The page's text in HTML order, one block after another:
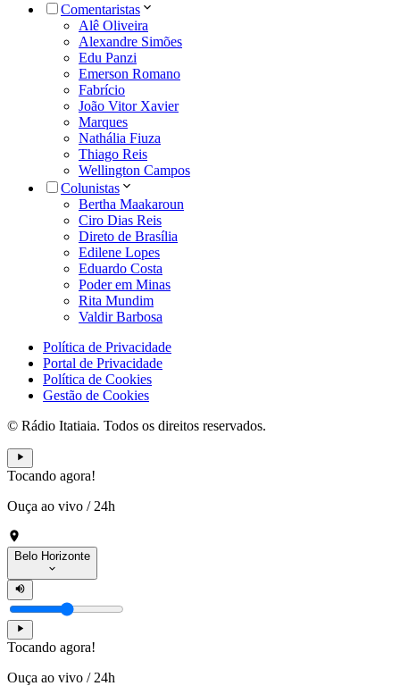
Comentaristas
Alê Oliveira
Alexandre Simões
Edu Panzi
Emerson Romano
Fabrício
João Vitor Xavier
Marques
Nathália Fiuza
Thiago Reis
Wellington Campos
Colunistas
Bertha Maakaroun
Ciro Dias Reis
Direto de Brasília
Edilene Lopes
Eduardo Costa
Poder em Minas
Rita Mundim
Valdir Barbosa
Política de Privacidade
Portal de Privacidade
Política de Cookies
Gestão de Cookies
© Rádio Itatiaia. Todos os direitos reservados.
Tocando agora!
Ouça ao vivo / 24h
Belo Horizonte
Tocando agora!
Ouça ao vivo / 24h